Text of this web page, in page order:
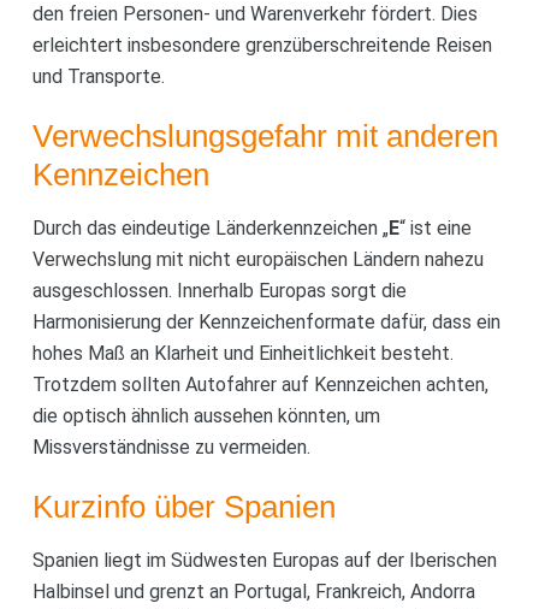
den freien Personen- und Warenverkehr fördert. Dies
erleichtert insbesondere grenzüberschreitende Reisen
und Transporte.
Verwechslungsgefahr mit anderen
Kennzeichen
Durch das eindeutige Länderkennzeichen „E“ ist eine
Verwechslung mit nicht europäischen Ländern nahezu
ausgeschlossen. Innerhalb Europas sorgt die
Harmonisierung der Kennzeichenformate dafür, dass ein
hohes Maß an Klarheit und Einheitlichkeit besteht.
Trotzdem sollten Autofahrer auf Kennzeichen achten,
die optisch ähnlich aussehen könnten, um
Missverständnisse zu vermeiden.
Kurzinfo über Spanien
Spanien liegt im Südwesten Europas auf der Iberischen
Halbinsel und grenzt an Portugal, Frankreich, Andorra